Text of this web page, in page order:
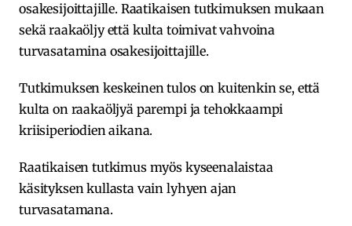
osakesijoittajille. Raatikaisen tutkimuksen mukaan
sekä raakaöljy että kulta toimivat vahvoina
turvasatamina osakesijoittajille.
Tutkimuksen keskeinen tulos on kuitenkin se, että
kulta on raakaöljyä parempi ja tehokkaampi
kriisiperiodien aikana.
Raatikaisen tutkimus myös kyseenalaistaa
käsityksen kullasta vain lyhyen ajan
turvasatamana.